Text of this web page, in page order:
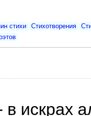
стихи Стихотворения
в искрах